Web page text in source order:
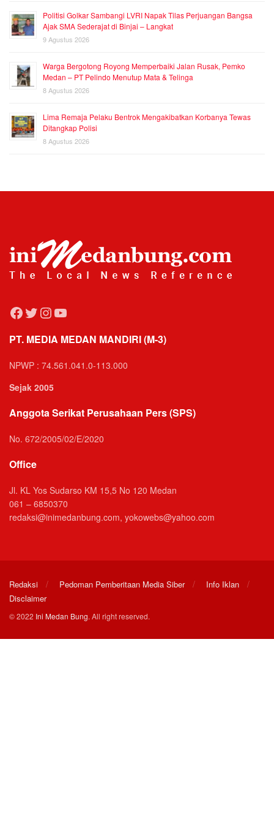
Politisi Golkar Sambangi LVRI Napak Tilas Perjuangan Bangsa
Ajak SMA Sederajat di Binjai – Langkat
9 Agustus 2026
Warga Bergotong Royong Memperbaiki Jalan Rusak, Pemko
Medan – PT Pelindo Menutup Mata & Telinga
8 Agustus 2026
Lima Remaja Pelaku Bentrok Mengakibatkan Korbanya Tewas
Ditangkap Polisi
8 Agustus 2026
Facebook
Twitter
Instagram
YouTube
PT. MEDIA MEDAN MANDIRI (M-3)
NPWP : 74.561.041.0-113.000
Sejak 2005
Anggota Serikat Perusahaan Pers (SPS)
No. 672/2005/02/E/2020
Office
Jl. KL Yos Sudarso KM 15,5 No 120 Medan
061 – 6850370
redaksi@inimedanbung.com, yokowebs@yahoo.com
Redaksi Pedoman Pemberitaan Media Siber
Info Iklan
Disclaimer
© 2022 Ini Medan Bung. All right reserved.